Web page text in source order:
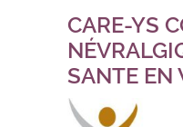
CARE-YS
SANTE EN